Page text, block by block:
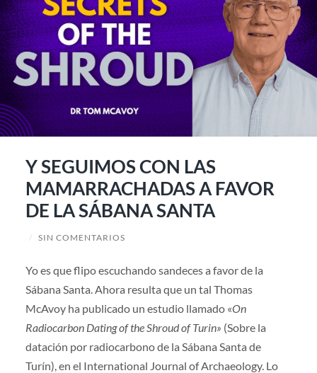
Y SEGUIMOS CON LAS
MAMARRACHADAS A FAVOR
DE LA SÁBANA SANTA
/ SIN COMENTARIOS
Yo es que flipo escuchando sandeces a favor de la
Sábana Santa. Ahora resulta que un tal Thomas
McAvoy ha publicado un estudio llamado «On
Radiocarbon Dating of the Shroud of Turin» (Sobre la
datación por radiocarbono de la Sábana Santa de
Turín), en el International Journal of Archaeology. Lo